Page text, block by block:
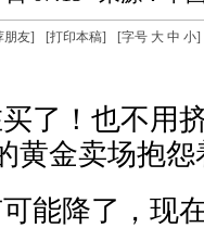
朋友] [打印本稿] [字号 大 中 小]
！也不用挤
黄金卖场抱怨
降了，现